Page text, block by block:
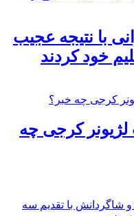
با نتیجه عجیب
خود کردند
لژیونر کرجی چه